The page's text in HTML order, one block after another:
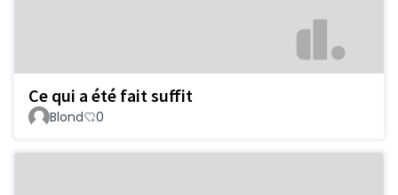
Ce qui a été fait suffit
Blond 0